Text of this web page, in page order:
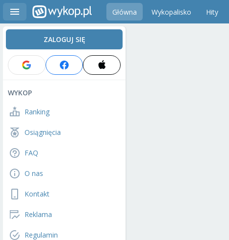
Główna Wykopalisko Hity
ZALOGUJ SIĘ
WYKOP
Ranking
Osiągnięcia
FAQ
O nas
Kontakt
Reklama
Regulamin